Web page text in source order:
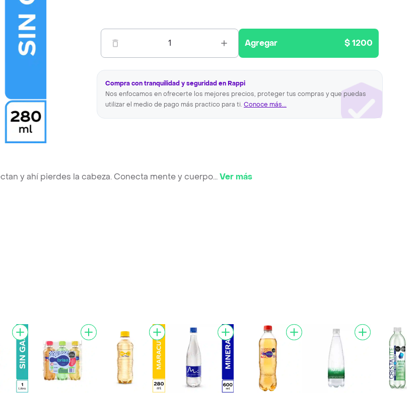
1 Agregar $ 1200
Compra con tranquilidad y seguridad en Rappi
Nos enfocamos en ofrecerte los mejores precios, proteger tus compras y que puedas
utilizar el medio de pago más practico para ti. Conoce más...
y ahí pierdes la cabeza. Conecta mente y cuerpo...Ver más